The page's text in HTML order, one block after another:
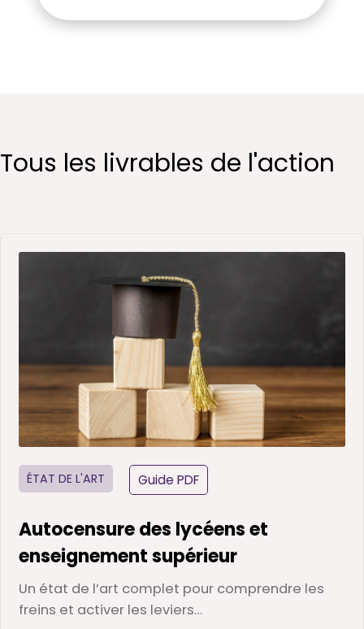
Tous les livrables de l'action
ÉTAT DE L'ART Guide PDF
Autocensure des lycéens et
enseignement supérieur
Un état de l’art complet pour comprendre les
freins et activer les leviers…